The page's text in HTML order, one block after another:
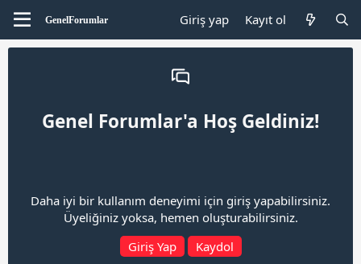
Giriş yap Kayıt ol
Genel Forumlar'a Hoş Geldiniz!
Daha iyi bir kullanım deneyimi için giriş yapabilirsiniz.
Üyeliğiniz yoksa, hemen oluşturabilirsiniz.
Giriş Yap
Kaydol